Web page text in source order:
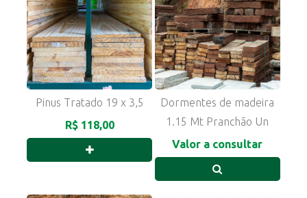
Pinus Tratado 19 x 3,5
R$ 118,00
Dormentes de madeira
1.15 Mt Pranchão Un
Valor a consultar